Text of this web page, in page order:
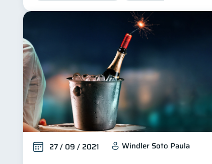
27 / 09 / 2021 Windler Soto Paula